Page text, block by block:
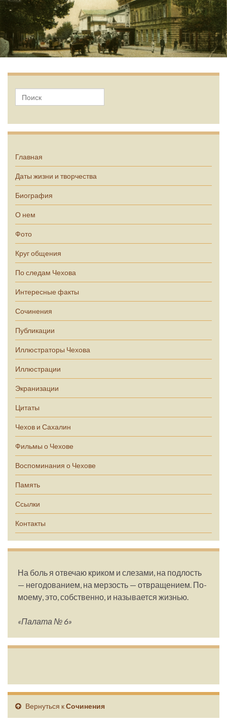
Главная
Даты жизни и творчества
Биография
О нем
Фото
Круг общения
По следам Чехова
Интересные факты
Сочинения
Публикации
Иллюстраторы Чехова
Иллюстрации
Экранизации
Цитаты
Чехов и Сахалин
Фильмы о Чехове
Воспоминания о Чехове
Память
Ссылки
Контакты
На боль я отвечаю криком и слезами, на подлость
— негодованием, на мерзость — отвращением. По-
моему, это, собственно, и называется жизнью.
«Палата № 6»
Вернуться кСочинения